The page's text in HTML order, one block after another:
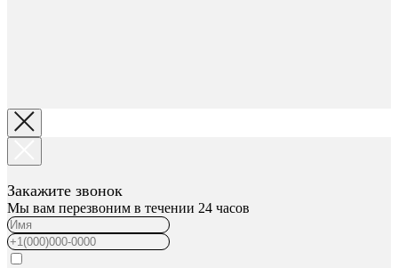
Закажите звонок
Мы вам перезвоним в течении 24 часов